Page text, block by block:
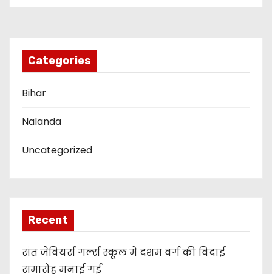
Categories
Bihar
Nalanda
Uncategorized
Recent
संत जेवियर्स गर्ल्स स्कूल में दशम वर्ग की विदाई
समारोह मनाई गई